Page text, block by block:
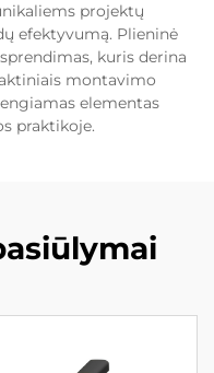
projektų
efektyvumą. Plieninė
kuris derina
montavimo
elementas
praktikoje.